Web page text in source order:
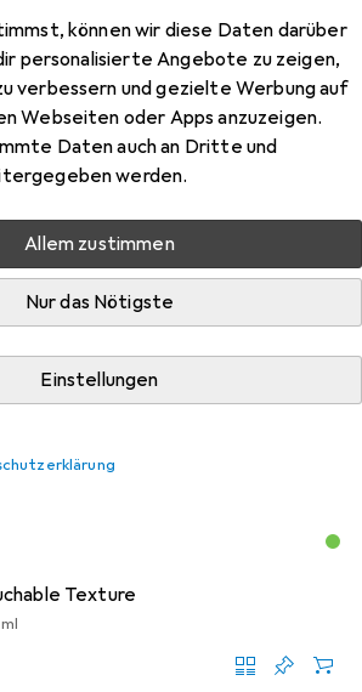
können wir diese Daten darüber
personalisierte Angebote zu zeigen,
verbessern und gezielte Werbung auf
Webseiten oder Apps anzuzeigen.
Daten auch an Dritte und
werden.
Allem zustimmen
Nur das Nötigste
Einstellungen
Fripac Profi-
mm rot, Beutel à
Zubehör zum Produkt Fripac
mm rot, Beutel à 12 Stück aus der
Texture